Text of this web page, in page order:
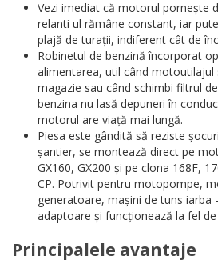
Vezi imediat că motorul pornește
relanti ul rămâne constant, iar
plajă de turații, indiferent cât de
Robinetul de benzină încorporat
alimentarea, util când motoutilajul
magazie sau când schimbi filtrul
benzina nu lasă depuneri în
motorul are viață mai lungă.
Piesa este gândită să reziste
șantier, se montează direct pe
GX160, GX200 și pe clona 168F,
CP. Potrivit pentru motopompe,
generatoare, mașini de tuns iarba
adaptoare și funcționează la fel
Principalele avantaje